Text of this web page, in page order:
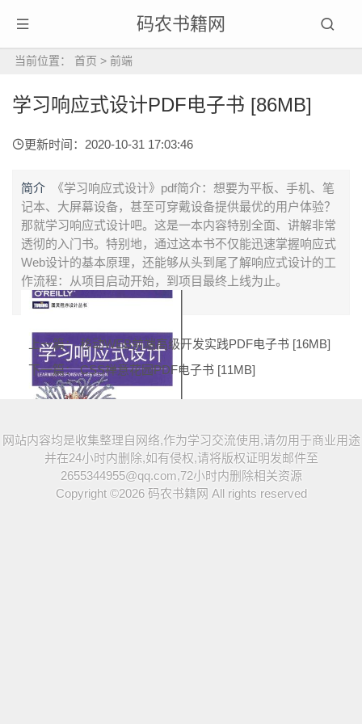
码农书籍网
当前位置： 首页 > 前端
学习响应式设计PDF电子书 [86MB]
更新时间：2020-10-31 17:03:46
简介
《学习响应式设计》pdf简介：想要为平板、手机、笔
记本、大屏幕设备，甚至可穿戴设备提供最优的用户体验？
那就学习响应式设计吧。这是一本内容特别全面、讲解非常
透彻的入门书。特别地，通过这本书不仅能迅速掌握响应式
Web设计的基本原理，还能够从头到尾了解响应式设计的工
作流程：从项目启动开始，到项目最终上线为止。
上一篇：移动WEB前端高级开发实践PDF电子书 [16MB]
下一篇：CSS禅意花园PDF电子书 [11MB]
网站内容均是收集整理自网络,作为学习交流使用,请勿用于商业用途
并在24小时内删除,如有侵权,请将版权证明发邮件至
2655344955@qq.com,72小时内删除相关资源
Copyright ©2026 码农书籍网 All rights reserved